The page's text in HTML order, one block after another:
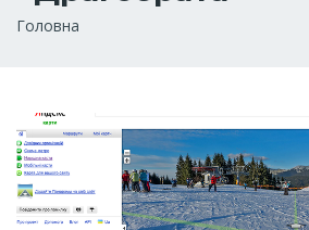
Рядок
Головна